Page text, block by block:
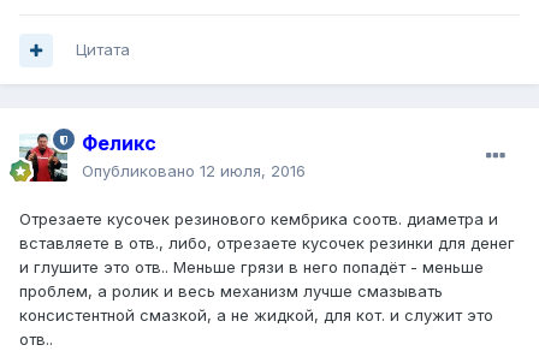
Цитата
Феликс
Опубликовано 12 июля, 2016
Отрезаете кусочек резинового кембрика соотв. диаметра и
вставляете в отв., либо, отрезаете кусочек резинки для денег
и глушите это отв.. Меньше грязи в него попадёт - меньше
проблем, а ролик и весь механизм лучше смазывать
консистентной смазкой, а не жидкой, для кот. и служит это
отв..